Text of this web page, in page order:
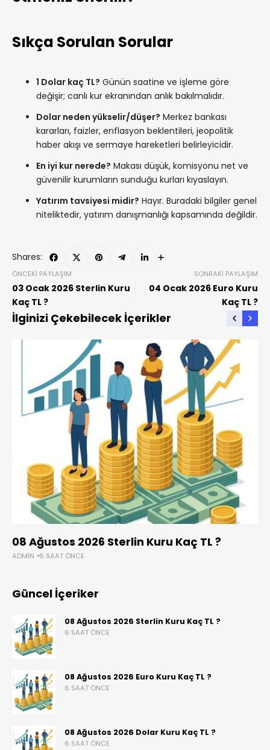
Sıkça Sorulan Sorular
1 Dolar kaç TL? Günün saatine ve işleme göre
değişir; canlı kur ekranından anlık bakılmalıdır.
Dolar neden yükselir/düşer? Merkez bankası
kararları, faizler, enflasyon beklentileri, jeopolitik
haber akışı ve sermaye hareketleri belirleyicidir.
En iyi kur nerede? Makası düşük, komisyonu net ve
güvenilir kurumların sunduğu kurları kıyaslayın.
Yatırım tavsiyesi midir? Hayır. Buradaki bilgiler genel
niteliktedir, yatırım danışmanlığı kapsamında değildir.
Shares:
ÖNCEKI PAYLAŞIM
03 Ocak 2026 Sterlin Kuru
Kaç TL ?
SONRAKI PAYLAŞIM
04 Ocak 2026 Euro Kuru
Kaç TL ?
İlginizi Çekebilecek İçerikler
08 Ağustos 2026 Sterlin Kuru Kaç TL ?
ADMIN 6 SAAT ÖNCE
Güncel İçeriker
08 Ağustos 2026 Sterlin Kuru Kaç TL ?
6 SAAT ÖNCE
08 Ağustos 2026 Euro Kuru Kaç TL ?
6 SAAT ÖNCE
08 Ağustos 2026 Dolar Kuru Kaç TL ?
6 SAAT ÖNCE